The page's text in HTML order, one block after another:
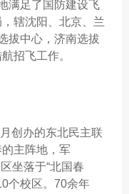
满足了国防建设飞
辖沈阳、北京、兰
拔中心，济南选拔
招飞工作。
创办的东北民主联
主阵地，军
坐落于“北国春
个校区。70余年